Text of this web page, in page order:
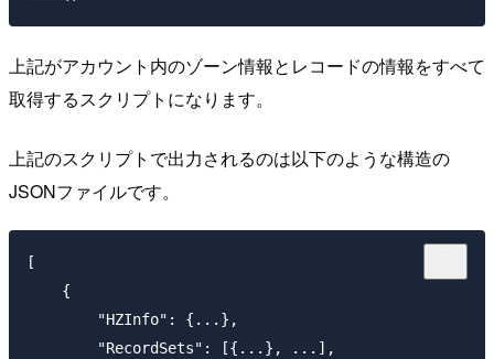
上記がアカウント内のゾーン情報とレコードの情報をすべて
取得するスクリプトになります。
上記のスクリプトで出力されるのは以下のような構造の
JSONファイルです。
[
    {
        "HZInfo": {...},
        "RecordSets": [{...}, ...],